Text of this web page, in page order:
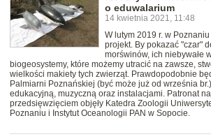
o eduwalarium
14 kwietnia 2021, 11:48
W lutym 2019 r. w
projekt. By pokazać "czar"
morświnów, ich niebywałe
biogeosystemy, które możemy utracić na zawsze,
wielkości makiety tych zwierząt. Prawdopodobnie
Palmiarni Poznańskiej (być może już od września
edukacyjną, muzyczną oraz instalacjami. Patronat
przedsięwzięciem objęły Katedra Zoologii
Poznaniu i Instytut Oceanologii PAN w Sopocie.